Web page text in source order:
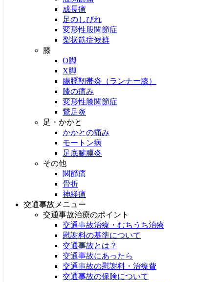
成長痛
足のしびれ
変形性股関節症
梨状筋症候群
膝
O脚
X脚
腸脛靭帯炎（ランナー膝）
膝の痛み
変形性膝関節症
鵞足炎
足・かかと
かかとの痛み
モートン病
足底腱膜炎
その他
関節痛
骨折
神経痛
交通事故メニュー
交通事故治療のポイント
交通事故治療・むちうち治療
慰謝料の基準について
交通事故とは？
交通事故にあったら
交通事故の慰謝料・治療費
交通事故の保険について
多賀城アットイーズ整骨院
愛宕橋駅東口接骨院
八乙女マイル接骨院
施術メニュー
骨盤矯正・姿勢矯正・猫背矯正
筋膜ストレッチ
整体
お悩み別メニュー
肘の痛み
頸椎椎間板ヘルニア
腕のしびれ
肋間神経痛
梨状筋症候群
変形性膝関節症
変形性股関節症
肘部管症候群